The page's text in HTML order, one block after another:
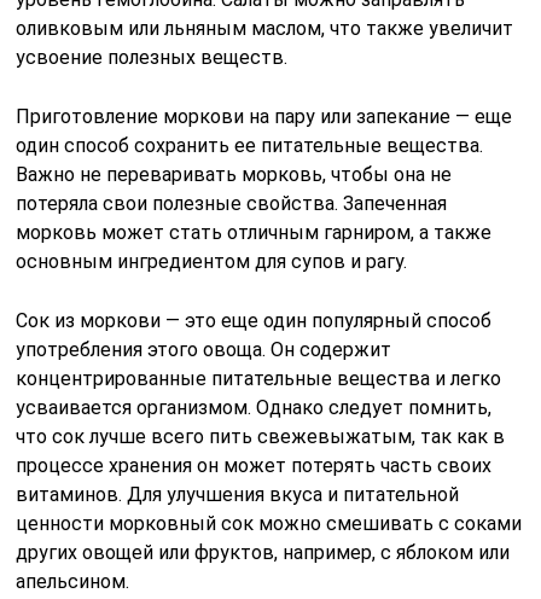
оливковым или льняным маслом, что также увеличит
усвоение полезных веществ.
Приготовление моркови на пару или запекание — еще
один способ сохранить ее питательные вещества.
Важно не переваривать морковь, чтобы она не
потеряла свои полезные свойства. Запеченная
морковь может стать отличным гарниром, а также
основным ингредиентом для супов и рагу.
Сок из моркови — это еще один популярный способ
употребления этого овоща. Он содержит
концентрированные питательные вещества и легко
усваивается организмом. Однако следует помнить,
что сок лучше всего пить свежевыжатым, так как в
процессе хранения он может потерять часть своих
витаминов. Для улучшения вкуса и питательной
ценности морковный сок можно смешивать с соками
других овощей или фруктов, например, с яблоком или
апельсином.